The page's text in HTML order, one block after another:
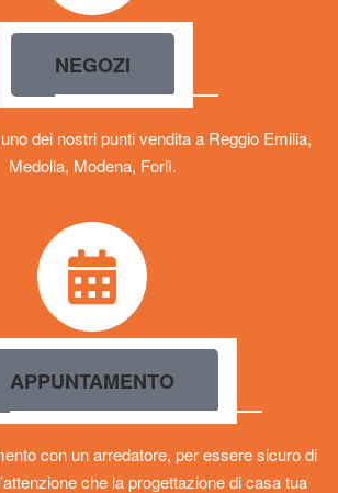
NEGOZI
dei nostri punti vendita a Reggio Emilia,
Medolla, Modena, Forlì.
APPUNTAMENTO
con un arredatore, per essere sicuro di
che la progettazione di casa tua